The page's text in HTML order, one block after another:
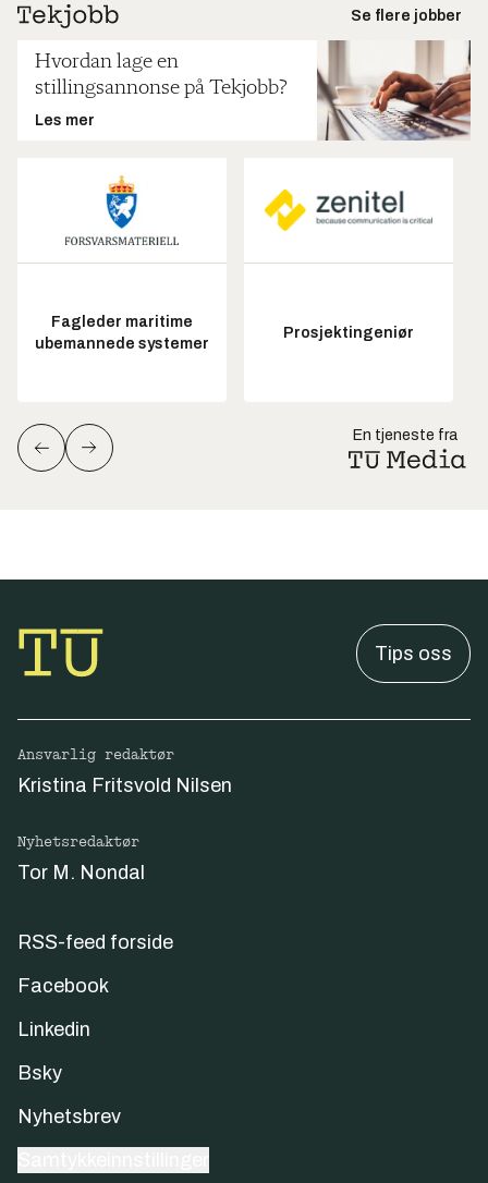
Se flere jobber
Hvordan lage en
stillingsannonse på Tekjobb?
Les mer
Fagleder maritime
ubemannede systemer
Prosjektingeniør
En tjeneste fra
Tips oss
Ansvarlig redaktør
Kristina Fritsvold Nilsen
Nyhetsredaktør
Tor M. Nondal
RSS-feed forside
Facebook
Linkedin
Bsky
Nyhetsbrev